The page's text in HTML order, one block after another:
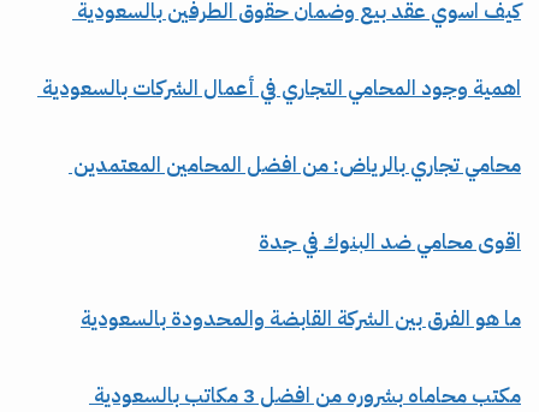
كيف اسوي عقد بيع وضمان حقوق الطرفين بالسعودية
اهمية وجود المحامي التجاري في أعمال الشركات بالسعودية
محامي تجاري بالرياض: من افضل المحامين المعتمدين
اقوى محامي ضد البنوك في جدة
ما هو الفرق بين الشركة القابضة والمحدودة بالسعودية
مكتب محاماه بشروره من افضل 3 مكاتب بالسعودية